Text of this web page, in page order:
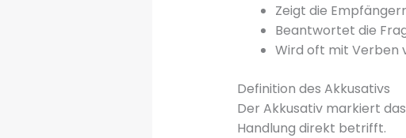
Zeigt die
Beantwortet die
Wird oft mit Verben
Definition des Akkusativs
Der Akkusativ markiert das
Handlung direkt betrifft.